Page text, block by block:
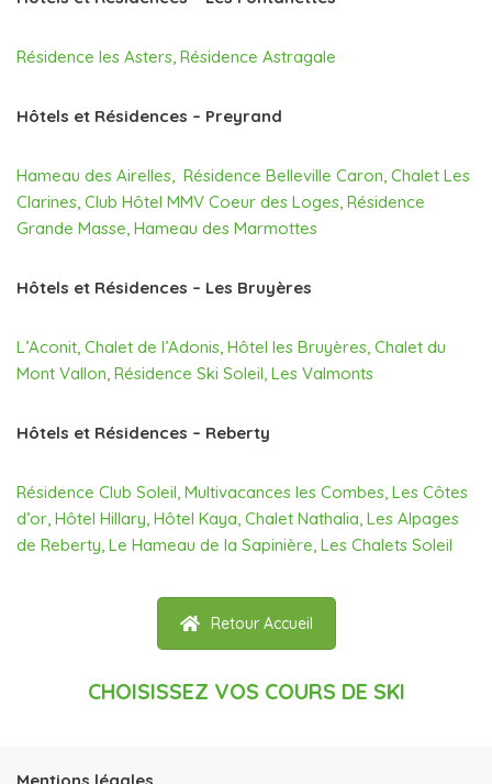
Résidence les Asters Résidence Astragale
Hôtels et Résidences – Preyrand
Hameau des Airelles Résidence Belleville Caron Chalet Les
Clarines Club Hôtel MMV Coeur des Loges Résidence
Grande Masse Hameau des Marmottes
Hôtels et Résidences – Les Bruyères
L’Aconit Chalet de l’Adonis Hôtel les Bruyères Chalet du
Mont Vallon Résidence Ski Soleil Les Valmonts
Hôtels et Résidences – Reberty
Résidence Club Soleil Multivacances les Combes Les Côtes
d’or Hôtel Hillary Hôtel Kaya Chalet Nathalia Les Alpages
de Reberty Le Hameau de la Sapinière Les Chalets Soleil
Retour Accueil
CHOISISSEZ VOS COURS DE SKI